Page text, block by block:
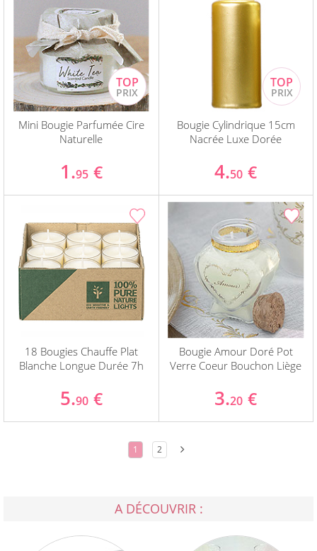
Mini Bougie Parfumée Cire
Naturelle
1.95 €
Bougie Cylindrique 15cm
Nacrée Luxe Dorée
4.50 €
18 Bougies Chauffe Plat
Blanche Longue Durée 7h
5.90 €
Bougie Amour Doré Pot
Verre Coeur Bouchon Liège
3.20 €
1 2
A DÉCOUVRIR :